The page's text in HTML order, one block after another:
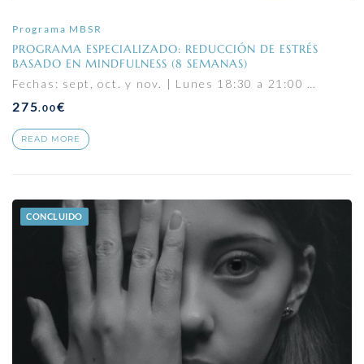
Programa MBSR
PROGRAMA ESPECIALIZADO: REDUCCIÓN DE ESTRÉS
BASADO EN MINDFULNESS (8 SEMANAS)
Fechas: sept, oct. y nov. | Lunes 18:30 a 21:00 …
275.00€
READ MORE
CONCLUIDO